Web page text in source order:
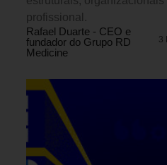
profissional.
Rafael Duarte - CEO e
fundador do Grupo RD
Medicine
3